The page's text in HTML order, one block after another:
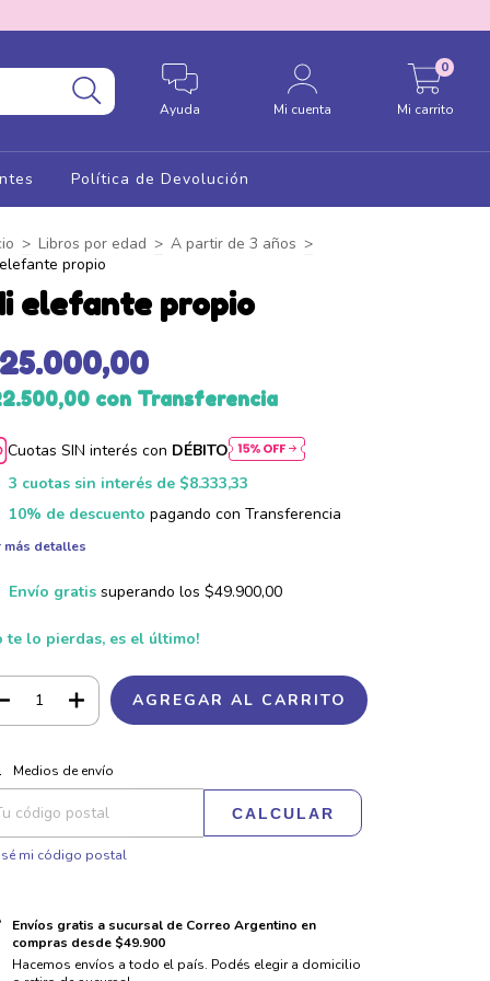
Ayuda Mi cuenta Mi carrito
0
Política de Devolución
> Libros por edad > A partir de 3 años >
propio
elefante propio
con Transferencia
Cuotas SIN interés con DÉBITO
3 cuotas sin interés de $8.333,33
10% de descuento pagando con Transferencia
más detalles
Envío gratis superando los $49.900,00
te lo pierdas, es el último!
para el CP:
Medios de envío
CALCULAR
mi código postal
Envíos gratis a sucursal de Correo Argentino en
compras desde $49.900
Hacemos envíos a todo el país. Podés elegir a domicilio